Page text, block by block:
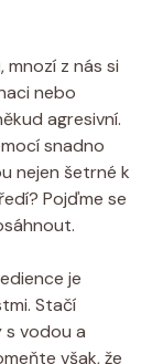
z nás si
nebo
agresivní.
snadno
nejen šetrné k
Pojďme se
je
Stačí
s vodou a
však, že